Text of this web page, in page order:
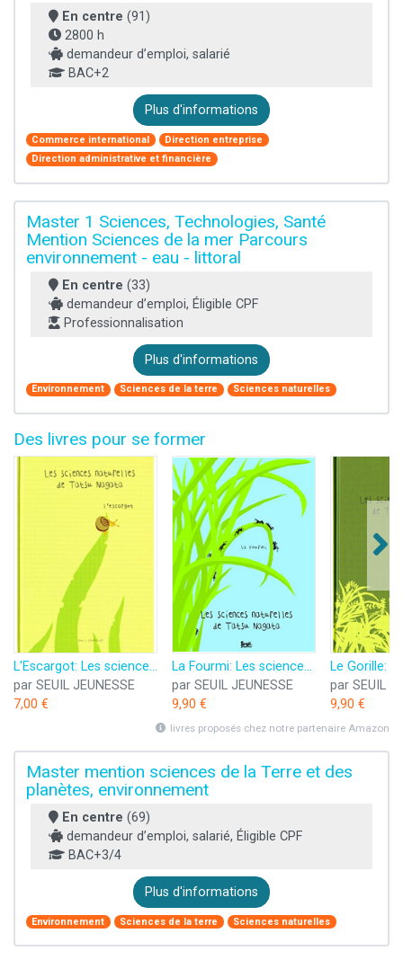
En centre (91)
2800 h
demandeur d’emploi, salarié
BAC+2
Plus d'informations
Commerce international
Direction entreprise
Direction administrative et financière
Master 1 Sciences, Technologies, Santé
Mention Sciences de la mer Parcours
environnement - eau - littoral
En centre (33)
demandeur d’emploi, Éligible CPF
Professionnalisation
Plus d'informations
Environnement Sciences de la terre Sciences naturelles
Des livres pour se former
L'Escargot: Les sciences naturelles de Tatsu Nagata
par SEUIL JEUNESSE
7,00 €
La Fourmi: Les sciences naturelles de Tatsu Nagata
par SEUIL JEUNESSE
9,90 €
par SEUIL
9,90 €
livres proposés chez notre partenaire Amazon
Master mention sciences de la Terre et des
planètes, environnement
En centre (69)
demandeur d’emploi, salarié, Éligible CPF
BAC+3/4
Plus d'informations
Environnement Sciences de la terre Sciences naturelles